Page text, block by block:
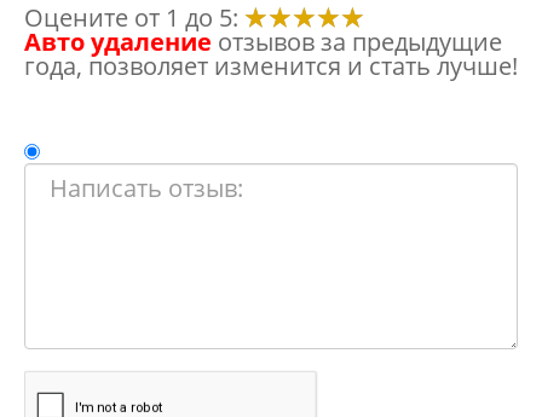
Оцените от 1 до 5:
Авто удаление отзывов за предыдущие
года, позволяет изменится и стать лучше!